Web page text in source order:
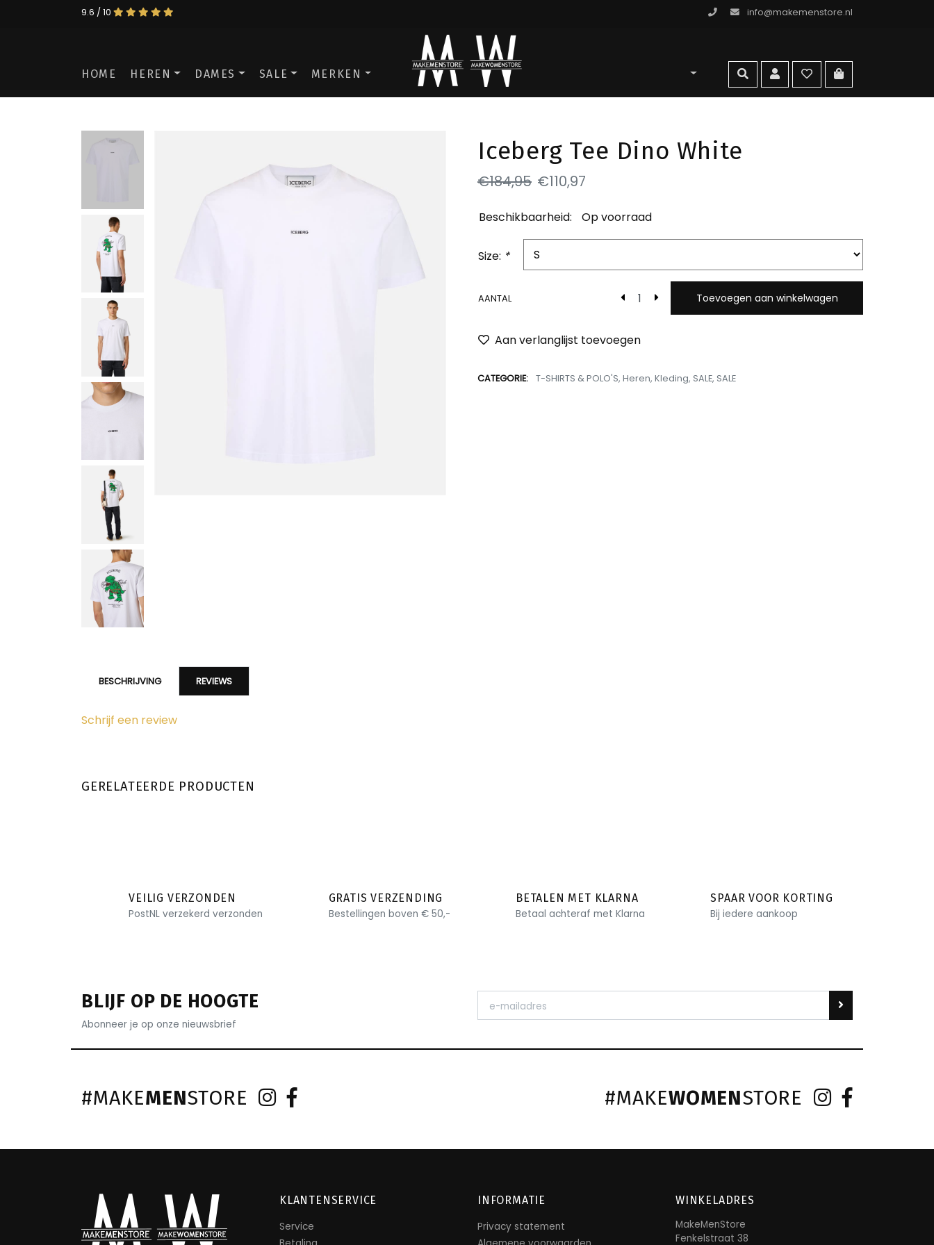
9.6 / 10 info@makemenstore.nl
ga naar de men store
HOME HEREN DAMES SALE MERKEN zoekenaccountwishlistga naar
Iceberg Tee Dino White
€184,95 €110,97
Beschikbaarheid: Op voorraad
Size: *
AANTAL Toevoegen aan winkelwagen
Aan verlanglijst toevoegen
CATEGORIE: T-SHIRTS & POLO'S, Heren, Kleding, SALE, SALE
BESCHRIJVING REVIEWS
Schrijf een review
GERELATEERDE PRODUCTEN
VEILIG VERZONDEN
PostNL verzekerd verzonden
GRATIS VERZENDING
Bestellingen boven € 50,-
BETALEN MET KLARNA
Betaal achteraf met Klarna
SPAAR VOOR KORTING
Bij iedere aankoop
BLIJF OP DE HOOGTE
Abonneer je op onze nieuwsbrief
#MAKEMENSTORE #MAKEWOMENSTORE
KLANTENSERVICE
Service
INFORMATIE
Privacy statement
WINKELADRES
MakeMenStore
Fenkelstraat 38